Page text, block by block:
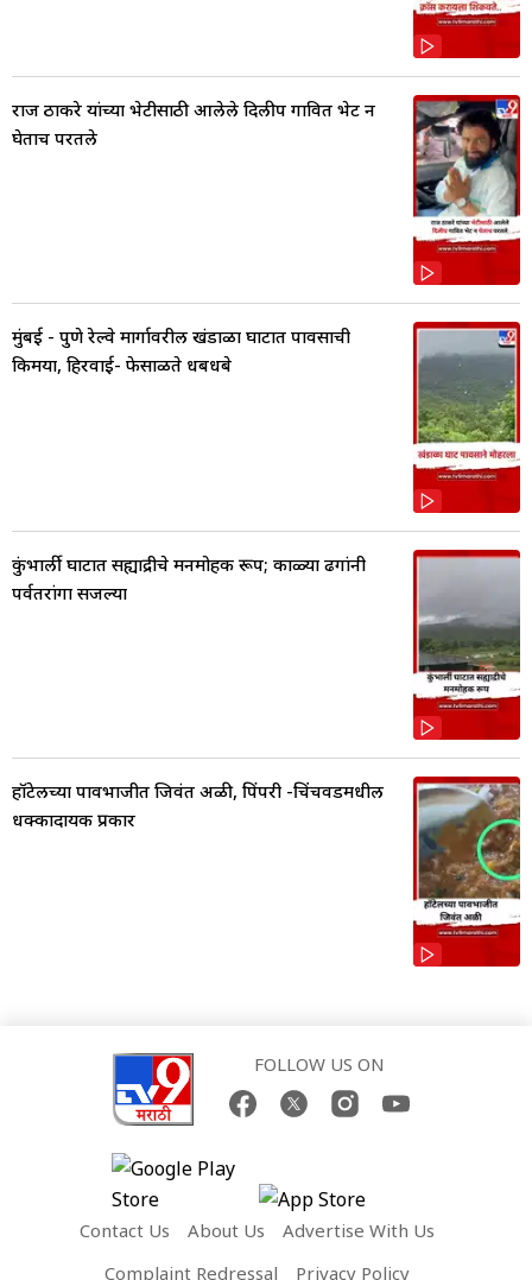
राज ठाकरे यांच्या भेटीसाठी आलेले दिलीप गावित भेट न
घेताच परतले
मुंबई - पुणे रेल्वे मार्गावरील खंडाळा घाटात पावसाची
किमया, हिरवाई- फेसाळते धबधबे
कुंभार्ली घाटात सह्याद्रीचे मनमोहक रूप; काळ्या ढगांनी
पर्वतरांगा सजल्या
हॉटेलच्या पावभाजीत जिवंत अळी, पिंपरी -चिंचवडमधील
धक्कादायक प्रकार
FOLLOW US ON
Contact Us About Us
Advertise With Us
Complaint Redressal
Privacy Policy